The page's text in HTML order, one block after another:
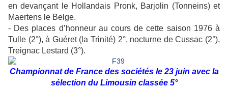
en devançant le Hollandais Pronk, Barjolin (Tonneins) et
Maertens le Belge.
- Des places d’honneur au cours de cette saison 1976 à
Tulle (2°), à Guéret (la Trinité) 2°, nocturne de Cussac (2°),
Treignac Lestard (3°).
Championnat de France des sociétés le 23 juin avec la
sélection du Limousin classée 5°